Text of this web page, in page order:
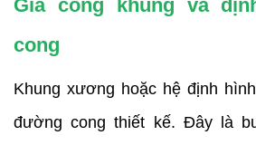
Gia công khung và
cong
Khung xương hoặc hệ định
đường cong thiết kế. Đây là